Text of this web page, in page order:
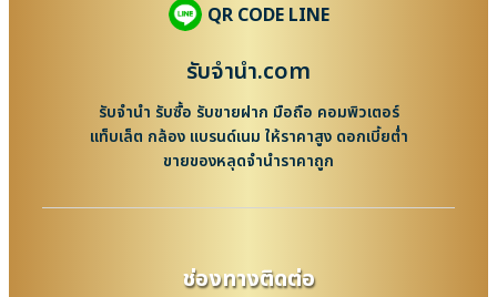
QR CODE LINE
รับจํานํา.com
รับจำนำ รับซื้อ รับขายฝาก มือถือ คอมพิวเตอร์
แท็บเล็ต กล้อง แบรนด์เนม ให้ราคาสูง ดอกเบี้ยต่ำ
ขายของหลุดจำนำราคาถูก
ช่องทางติดต่อ